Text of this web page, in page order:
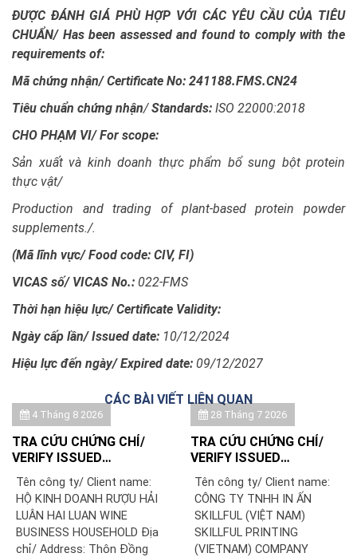
ĐƯỢC ĐÁNH GIÁ PHÙ HỢP VỚI CÁC YÊU CẦU CỦA TIÊU
CHUẨN/ Has been assessed and found to comply with the
requirements of:
Mã chứng nhận/ Certificate No: 241188.FMS.CN24
Tiêu chuẩn chứng nhận/Standards: ISO 22000:2018
CHO PHẠM VI/For scope:
Sản xuất và kinh doanh thực phẩm bổ sung bột protein
thực vật/
Production and trading of plant-based protein powder
supplements./.
(Mã lĩnh vực/ Food code: CIV, FI)
VICAS số/ VICAS No.: 022-FMS
Thời hạn hiệu lực/ Certificate Validity:
Ngày cấp lần/ Issued date: 10/12/2024
Hiệu lực đến ngày/ Expired date: 09/12/2027
CÁC BÀI VIẾT LIÊN QUAN
4 Tháng 8 2026
TRA CỨU CHỨNG CHỈ/
VERIFY ISSUED
DOANH RƯỢU HẢI LUÂN
Tên công ty/ Client name:
HỘ KINH DOANH RƯỢU HẢI
LUÂN HAI LUAN WINE
BUSINESS HOUSEHOLD Địa
chỉ/ Address: Thôn Đồng
28 Tháng 7 2026
TRA CỨU CHỨNG CHỈ/
VERIFY ISSUED
TNHH IN ẤN SKILLFUL
(VIỆT NAM)/ SKILLFUL
PRINTING (VIETNAM)
COMPANY LIMITED
Tên công ty/ Client name:
CÔNG TY TNHH IN ẤN
SKILLFUL (VIỆT NAM)
SKILLFUL PRINTING
(VIETNAM) COMPANY